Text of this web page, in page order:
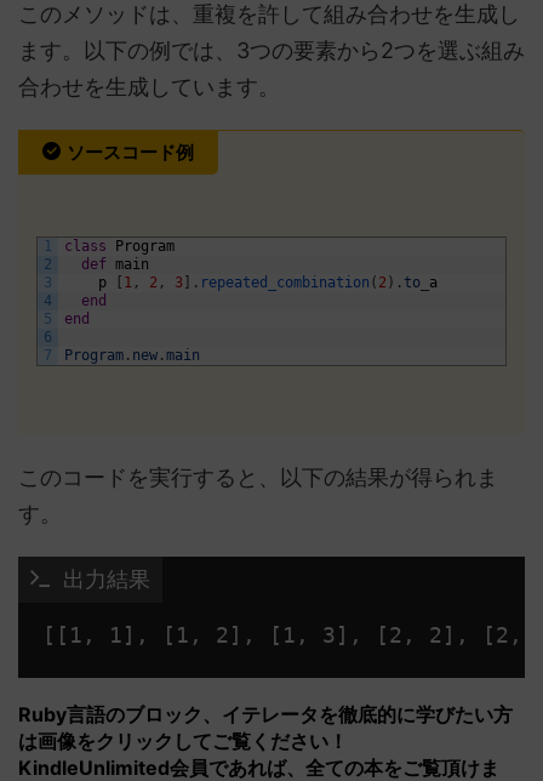
このメソッドは、重複を許して組み合わせを生成し
ます。以下の例では、3つの要素から2つを選ぶ組み
合わせを生成しています。
ソースコード例
1
2
3
4
5
6
7
class
Program
def main
p
1 , 2 , 3 . repeated_combination ( 2 ) . to a
end
end
Program . new . main
このコードを実行すると、以下の結果が得られま
す。
出力結果
Ruby言語のブロック、イテレータを徹底的に学びたい方
は画像をクリックしてご覧ください！
KindleUnlimited会員であれば、全ての本をご覧頂けま